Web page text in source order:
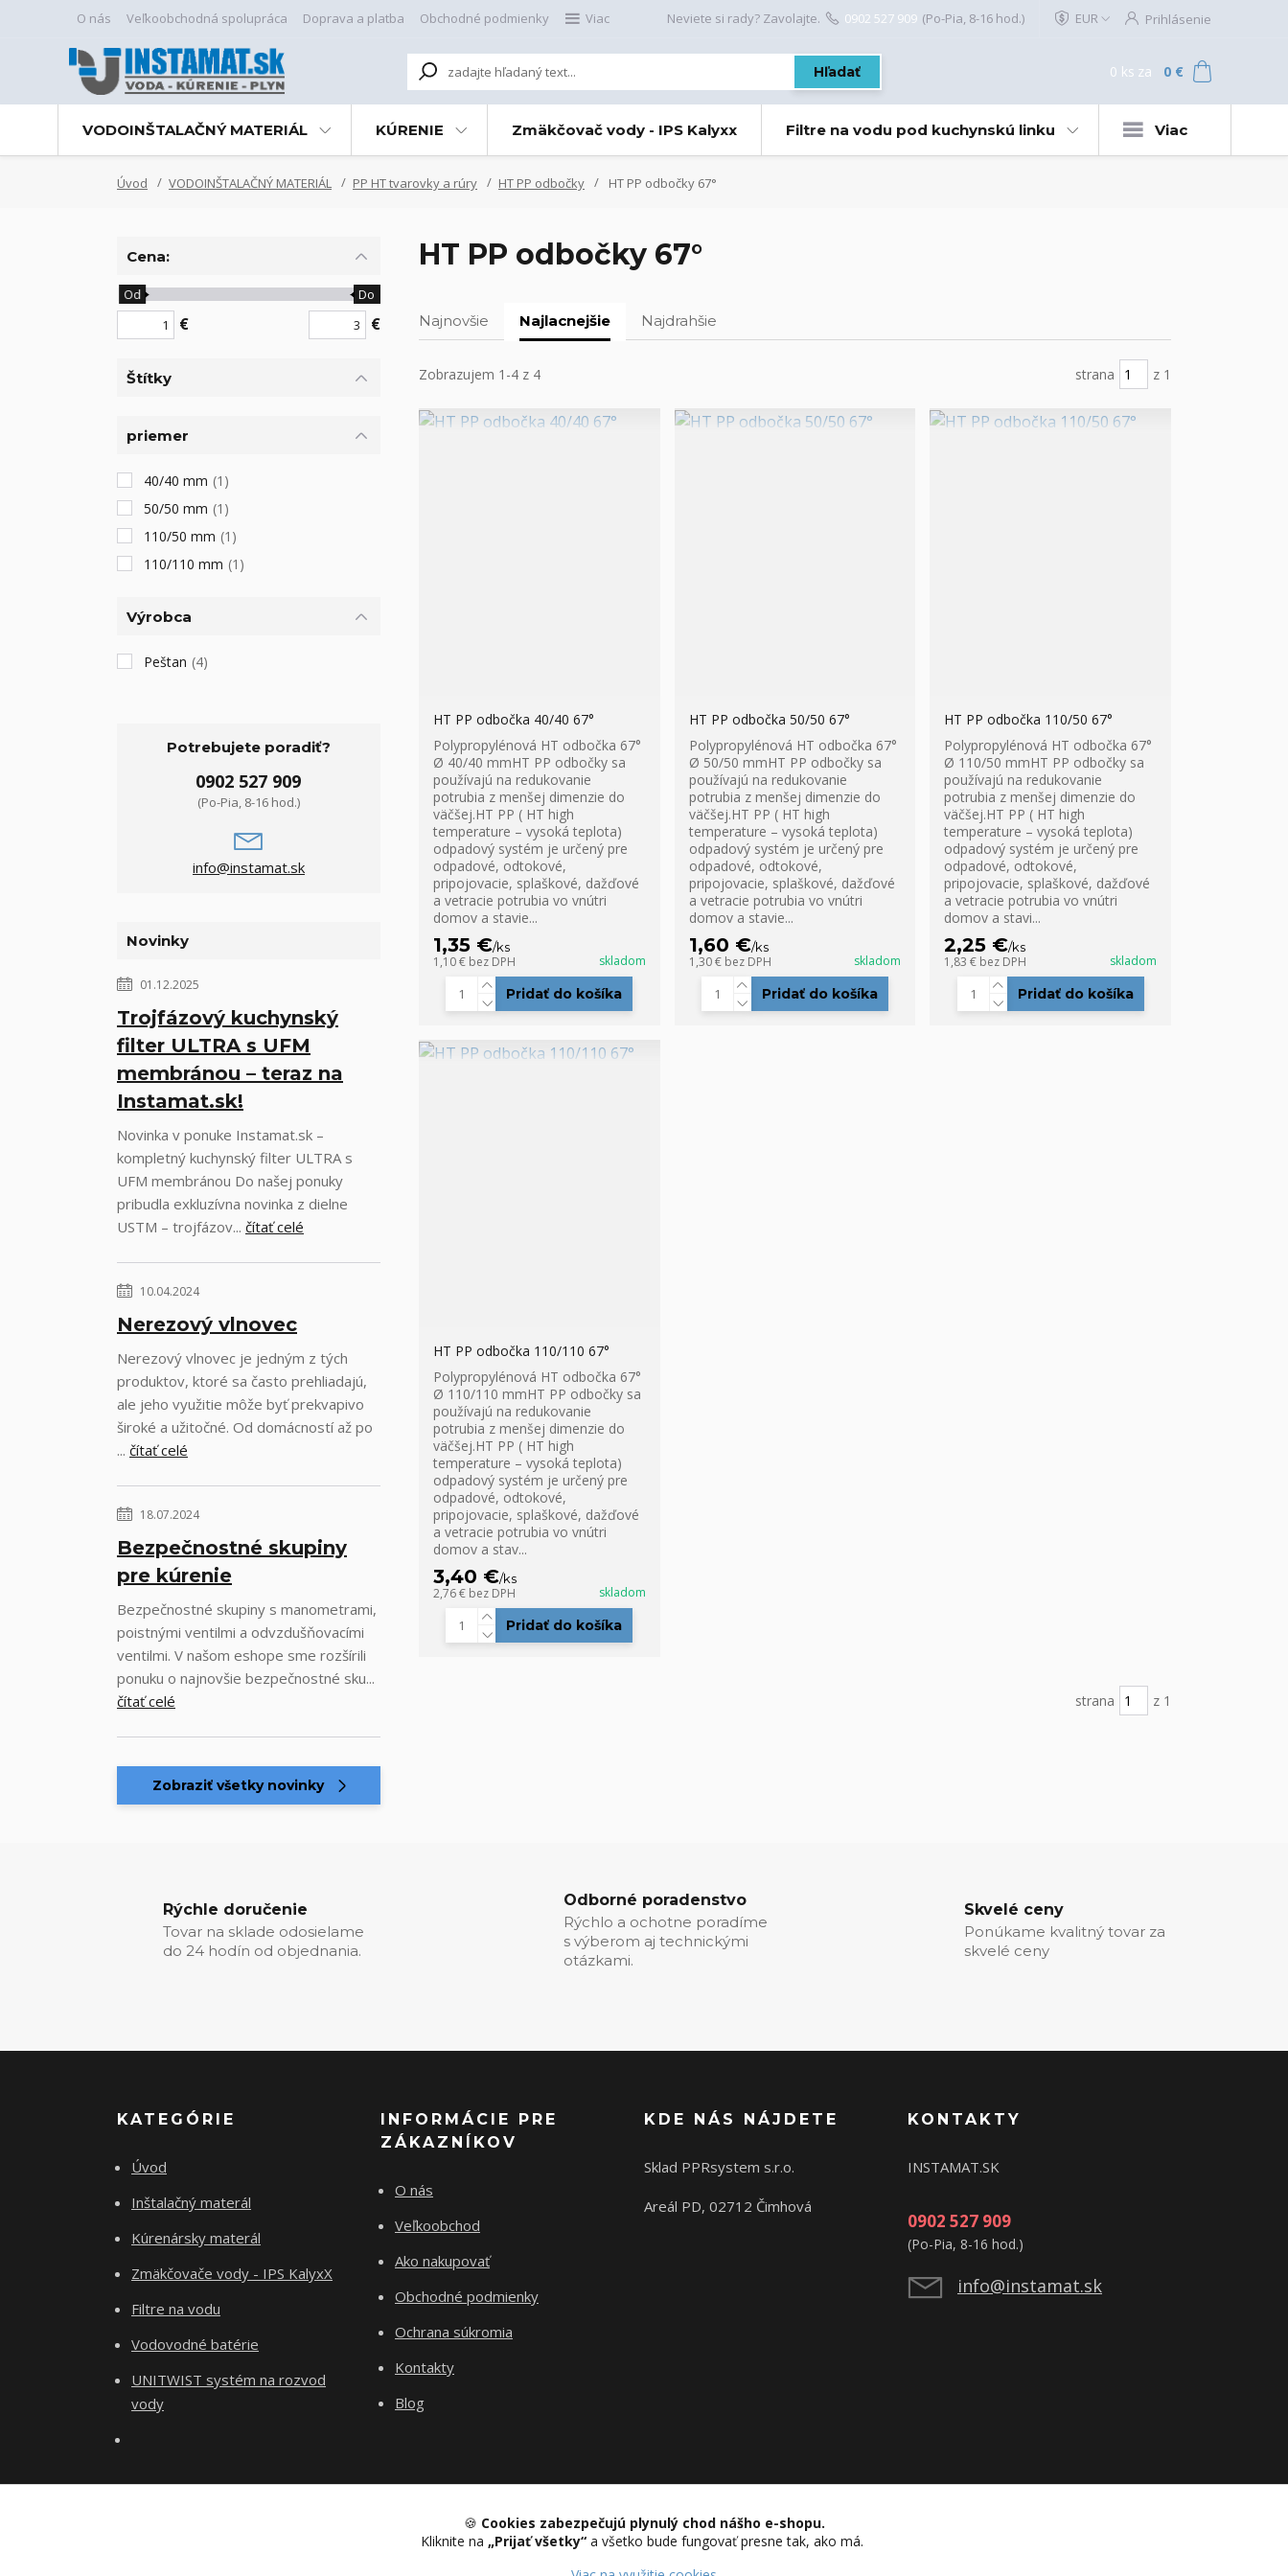
O nás Veľkoobchodná spolupráca Doprava a platba Obchodné podmienky Viac EUR Prihlásenie
Hľadať
Neviete si rady? Zavolajte. 0902 527 909 (Po-Pia, 8-16 hod.)
0 ks za 0 €
VODOINŠTALAČNÝ MATERIÁL KÚRENIE Zmäkčovač vody - IPS Kalyxx Filtre na vodu pod kuchynskú linku Viac
Úvod VODOINŠTALAČNÝ MATERIÁL PP HT tvarovky a rúry HT PP odbočky HT PP odbočky 67°
HT PP odbočky 67°
Najnovšie Najlacnejšie Najdrahšie
Zobrazujem 1-4 z 4 strana z 1
HT PP odbočka 40/40 67°
Polypropylénová HT odbočka 67°
Ø 40/40 mmHT PP odbočky sa
používajú na redukovanie
potrubia z menšej dimenzie do
väčšej.HT PP ( HT high
temperature – vysoká teplota)
odpadový systém je určený pre
odpadové, odtokové,
pripojovacie, splaškové, dažďové
a vetracie potrubia vo vnútri
domov a stavie...
1,35 €/ks
1,10 € bez DPH skladom
Pridať do košíka
HT PP odbočka 50/50 67°
Polypropylénová HT odbočka 67°
Ø 50/50 mmHT PP odbočky sa
používajú na redukovanie
potrubia z menšej dimenzie do
väčšej.HT PP ( HT high
temperature – vysoká teplota)
odpadový systém je určený pre
odpadové, odtokové,
pripojovacie, splaškové, dažďové
a vetracie potrubia vo vnútri
domov a stavie...
1,60 €/ks
1,30 € bez DPH skladom
Pridať do košíka
HT PP odbočka 110/50 67°
Polypropylénová HT odbočka 67°
Ø 110/50 mmHT PP odbočky sa
používajú na redukovanie
potrubia z menšej dimenzie do
väčšej.HT PP ( HT high
temperature – vysoká teplota)
odpadový systém je určený pre
odpadové, odtokové,
pripojovacie, splaškové, dažďové
a vetracie potrubia vo vnútri
domov a stavi...
2,25 €/ks
1,83 € bez DPH skladom
Pridať do košíka
HT PP odbočka 110/110 67°
Polypropylénová HT odbočka 67°
Ø 110/110 mmHT PP odbočky sa
používajú na redukovanie
potrubia z menšej dimenzie do
väčšej.HT PP ( HT high
temperature – vysoká teplota)
odpadový systém je určený pre
odpadové, odtokové,
pripojovacie, splaškové, dažďové
a vetracie potrubia vo vnútri
domov a stav...
3,40 €/ks
2,76 € bez DPH skladom
Pridať do košíka
strana z 1
Cena:
€
Od Do
€
Štítky
priemer
40/40 mm (1)
50/50 mm (1)
110/50 mm (1)
110/110 mm (1)
Výrobca
Peštan (4)
Potrebujete poradiť?
0902 527 909
(Po-Pia, 8-16 hod.)
info@instamat.sk
Novinky
01.12.2025
Trojfázový kuchynský
filter ULTRA s UFM
membránou – teraz na
Instamat.sk!
Novinka v ponuke Instamat.sk –
kompletný kuchynský filter ULTRA s
UFM membránou Do našej ponuky
pribudla exkluzívna novinka z dielne
USTM – trojfázov... čítať celé
10.04.2024
Nerezový vlnovec
Nerezový vlnovec je jedným z tých
produktov, ktoré sa často prehliadajú,
ale jeho využitie môže byť prekvapivo
široké a užitočné. Od domácností až po
... čítať celé
18.07.2024
Bezpečnostné skupiny
pre kúrenie
Bezpečnostné skupiny s manometrami,
poistnými ventilmi a odvzdušňovacími
ventilmi. V našom eshope sme rozšírili
ponuku o najnovšie bezpečnostné sku...
čítať celé
Zobraziť všetky novinky
Rýchle doručenie
Tovar na sklade odosielame
do 24 hodín od objednania.
Odborné poradenstvo
Rýchlo a ochotne poradíme
s výberom aj technickými
otázkami.
Skvelé ceny
Ponúkame kvalitný tovar za
skvelé ceny
KATEGÓRIE
Úvod
Inštalačný materál
Kúrenársky materál
Zmäkčovače vody - IPS KalyxX
Filtre na vodu
Vodovodné batérie
UNITWIST systém na rozvod
vody
INFORMÁCIE PRE
ZÁKAZNÍKOV
O nás
Veľkoobchod
Ako nakupovať
Obchodné podmienky
Ochrana súkromia
Kontakty
Blog
KDE NÁS NÁJDETE
Sklad PPRsystem s.r.o.
Areál PD, 02712 Čimhová
KONTAKTY
INSTAMAT.SK
0902 527 909
(Po-Pia, 8-16 hod.)
info@instamat.sk
Upravit sběr cookies.
🍪 Cookies zabezpečujú plynulý chod nášho e-shopu.
Kliknite na „Prijať všetky“ a všetko bude fungovať presne tak, ako má.